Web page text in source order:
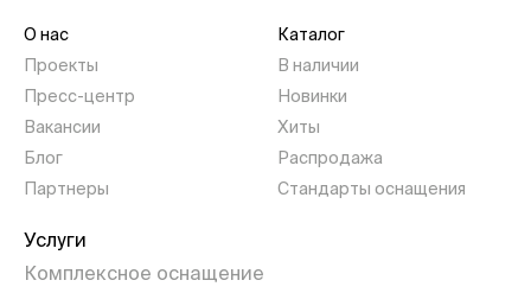
О нас
Проекты
Пресс-центр
Вакансии
Блог
Партнеры
Каталог
В наличии
Новинки
Хиты
Распродажа
Стандарты оснащения
Услуги
Комплексное оснащение